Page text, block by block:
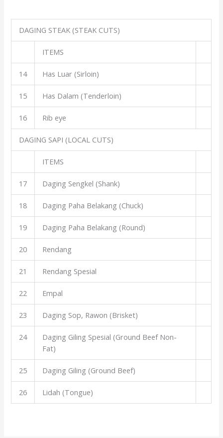
DAGING STEAK (STEAK CUTS)
ITEMS
14 Has Luar (Sirloin)
15 Has Dalam (Tenderloin)
16 Rib eye
DAGING SAPI (LOCAL CUTS)
ITEMS
17 Daging Sengkel (Shank)
18 Daging Paha Belakang (Chuck)
19 Daging Paha Belakang (Round)
20 Rendang
21 Rendang Spesial
22 Empal
23 Daging Sop, Rawon (Brisket)
24
Daging Giling Spesial (Ground Beef Non-
Fat)
25 Daging Giling (Ground Beef)
26 Lidah (Tongue)